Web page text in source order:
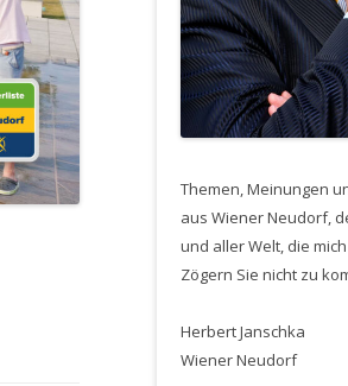
Themen, Meinungen
aus Wiener Neudorf,
und aller Welt, die
Zögern Sie nicht zu
Herbert Janschka
Wiener Neudorf